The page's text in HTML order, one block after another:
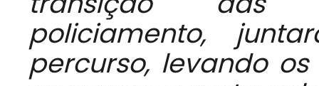
policiamento,
percurso, levando